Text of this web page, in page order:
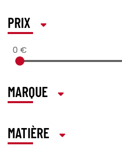
PRIX
0 €
MARQUE
MATIÈRE